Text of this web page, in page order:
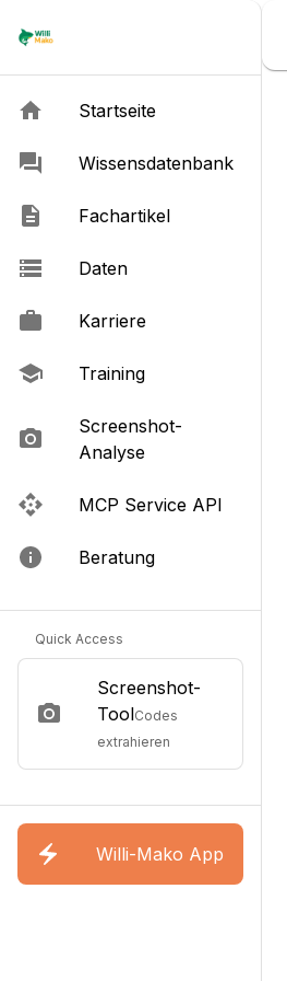
Startseite
Wissensdatenbank
Fachartikel
Daten
Karriere
Training
Screenshot-
Analyse
MCP Service API
Beratung
Quick Access
Screenshot-
ToolCodes
extrahieren
Willi-Mako App